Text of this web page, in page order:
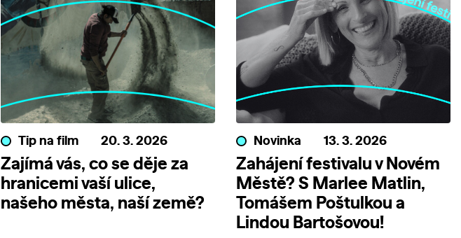
Tip na film 20. 3. 2026
Zajímá vás, co se děje za
hranicemi vaší ulice,
našeho města, naší země?
Novinka 13. 3. 2026
Zahájení festivalu v Novém
Městě? S Marlee Matlin,
Tomášem Poštulkou a
Lindou Bartošovou!